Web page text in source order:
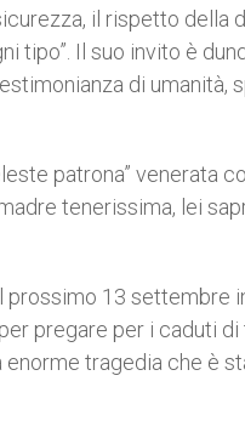
il rispetto della
Il suo invito è
di umanità,
patrona” venerata
tenerissima, lei
prossimo 13 settembre
pregare per i caduti di
enorme tragedia che è